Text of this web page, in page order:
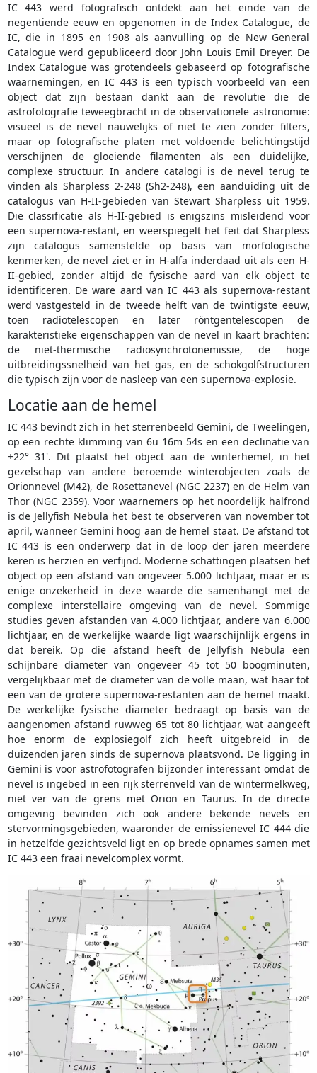
IC 443 werd fotografisch ontdekt aan het einde van de
negentiende eeuw en opgenomen in de Index Catalogue, de
IC, die in 1895 en 1908 als aanvulling op de New General
Catalogue werd gepubliceerd door John Louis Emil Dreyer. De
Index Catalogue was grotendeels gebaseerd op fotografische
waarnemingen, en IC 443 is een typisch voorbeeld van een
object dat zijn bestaan dankt aan de revolutie die de
astrofotografie teweegbracht in de observationele astronomie:
visueel is de nevel nauwelijks of niet te zien zonder filters,
maar op fotografische platen met voldoende belichtingstijd
verschijnen de gloeiende filamenten als een duidelijke,
complexe structuur. In andere catalogi is de nevel terug te
vinden als Sharpless 2-248 (Sh2-248), een aanduiding uit de
catalogus van H-II-gebieden van Stewart Sharpless uit 1959.
Die classificatie als H-II-gebied is enigszins misleidend voor
een supernova-restant, en weerspiegelt het feit dat Sharpless
zijn catalogus samenstelde op basis van morfologische
kenmerken, de nevel ziet er in H-alfa inderdaad uit als een H-
II-gebied, zonder altijd de fysische aard van elk object te
identificeren. De ware aard van IC 443 als supernova-restant
werd vastgesteld in de tweede helft van de twintigste eeuw,
toen radiotelescopen en later röntgentelescopen de
karakteristieke eigenschappen van de nevel in kaart brachten:
de niet-thermische radiosynchrotonemissie, de hoge
uitbreidingssnelheid van het gas, en de schokgolfstructuren
die typisch zijn voor de nasleep van een supernova-explosie.
Locatie aan de hemel
IC 443 bevindt zich in het sterrenbeeld Gemini, de Tweelingen,
op een rechte klimming van 6u 16m 54s en een declinatie van
+22° 31'. Dit plaatst het object aan de winterhemel, in het
gezelschap van andere beroemde winterobjecten zoals de
Orionnevel (M42), de Rosettanevel (NGC 2237) en de Helm van
Thor (NGC 2359). Voor waarnemers op het noordelijk halfrond
is de Jellyfish Nebula het best te observeren van november tot
april, wanneer Gemini hoog aan de hemel staat. De afstand tot
IC 443 is een onderwerp dat in de loop der jaren meerdere
keren is herzien en verfijnd. Moderne schattingen plaatsen het
object op een afstand van ongeveer 5.000 lichtjaar, maar er is
enige onzekerheid in deze waarde die samenhangt met de
complexe interstellaire omgeving van de nevel. Sommige
studies geven afstanden van 4.000 lichtjaar, andere van 6.000
lichtjaar, en de werkelijke waarde ligt waarschijnlijk ergens in
dat bereik. Op die afstand heeft de Jellyfish Nebula een
schijnbare diameter van ongeveer 45 tot 50 boogminuten,
vergelijkbaar met de diameter van de volle maan, wat haar tot
een van de grotere supernova-restanten aan de hemel maakt.
De werkelijke fysische diameter bedraagt op basis van de
aangenomen afstand ruwweg 65 tot 80 lichtjaar, wat aangeeft
hoe enorm de explosiegolf zich heeft uitgebreid in de
duizenden jaren sinds de supernova plaatsvond. De ligging in
Gemini is voor astrofotografen bijzonder interessant omdat de
nevel is ingebed in een rijk sterrenveld van de wintermelkweg,
niet ver van de grens met Orion en Taurus. In de directe
omgeving bevinden zich ook andere bekende nevels en
stervormingsgebieden, waaronder de emissienevel IC 444 die
in hetzelfde gezichtsveld ligt en op brede opnames samen met
IC 443 een fraai nevelcomplex vormt.